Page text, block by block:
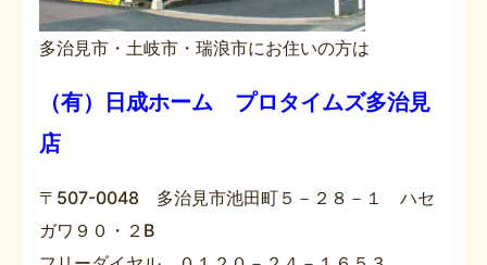
多治見市・土岐市・瑞浪市にお住いの方は
（有）日成ホーム プロタイムズ多治見
店
〒507-0048 多治見市池田町５－２８－１ ハセ
ガワ９０・２B